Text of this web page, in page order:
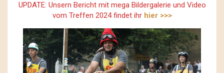
UPDATE: Unsern Bericht mit mega Bildergalerie und Video
vom Treffen 2024 findet ihr hier >>>